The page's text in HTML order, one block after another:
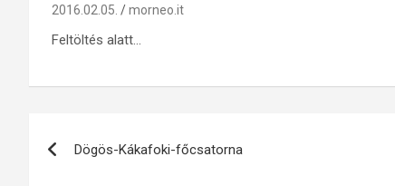
2016.02.05. morneo.it
Feltöltés alatt…
navigáció
Dögös-Kákafoki-főcsatorna